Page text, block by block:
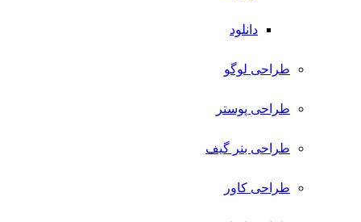
دانلود
طراحی لوگو
طراحی پوستر
طراحی بنر گیف
طراحی کاور